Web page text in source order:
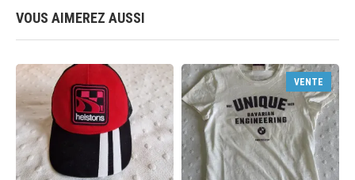
VOUS AIMEREZ AUSSI
VENTE